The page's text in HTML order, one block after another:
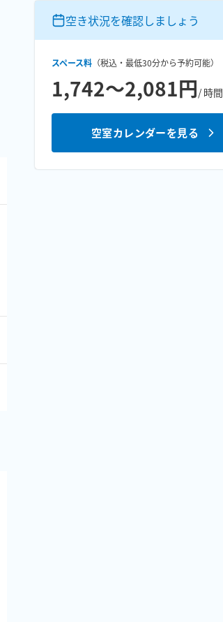
空き状況を確認しましょう
スペース料 （税込・最低30分から予約可能）
1,742〜2,081円/ 時間
空室カレンダーを見る